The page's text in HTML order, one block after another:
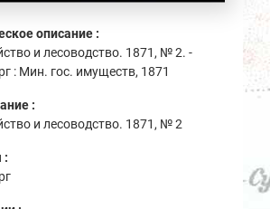
описание :
и лесоводство. 1871, № 2. -
: Мин. гос. имуществ, 1871
:
и лесоводство. 1871, № 2
: